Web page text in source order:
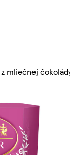
mliečnej